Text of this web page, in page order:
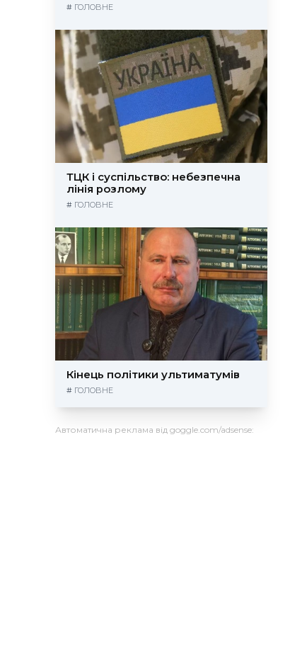
# ГОЛОВНЕ
ТЦК і суспільство: небезпечна
лінія розлому
# ГОЛОВНЕ
Кінець політики ультиматумів
# ГОЛОВНЕ
Автоматична реклама від goggle.com/adsense: